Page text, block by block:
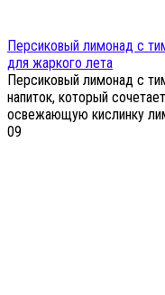
Персиковый лимонад с
для жаркого лета
Персиковый лимонад с
напиток, который
освежающую кислинку
09